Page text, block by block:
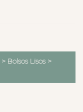
> Bolsos Lisos >